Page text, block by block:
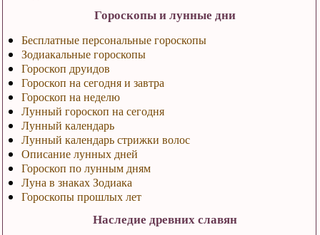
Гороскопы и лунные дни
Бесплатные персональные гороскопы
Зодиакальные гороскопы
Гороскоп друидов
Гороскоп на сегодня и завтра
Гороскоп на неделю
Лунный гороскоп на сегодня
Лунный календарь
Лунный календарь стрижки волос
Описание лунных дней
Гороскоп по лунным дням
Луна в знаках Зодиака
Гороскопы прошлых лет
Наследие древних славян